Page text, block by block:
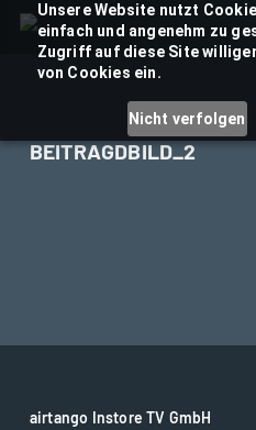
Unsere Website nutzt
einfach und angenehm zu
Zugriff auf diese Site
von Cookies ein.
Nicht verfolgen
Skip
content
BEITRAGDBILD_2
airtango Instore TV GmbH